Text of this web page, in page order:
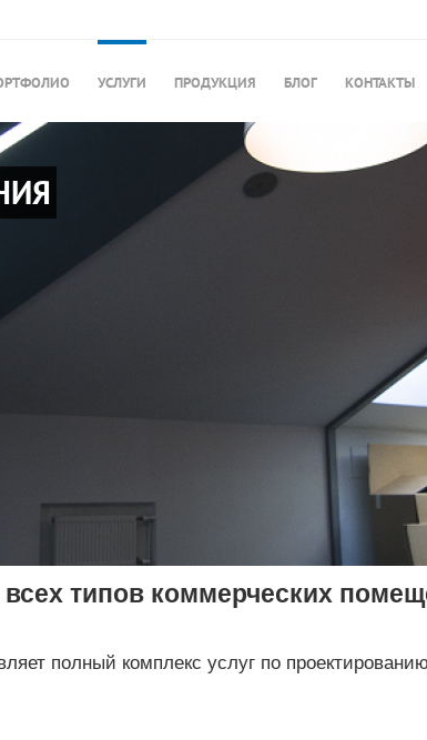
УСЛУГИ ПРОДУКЦИЯ БЛОГ КОНТАКТЫ
типов коммерческих
полный комплекс услуг по